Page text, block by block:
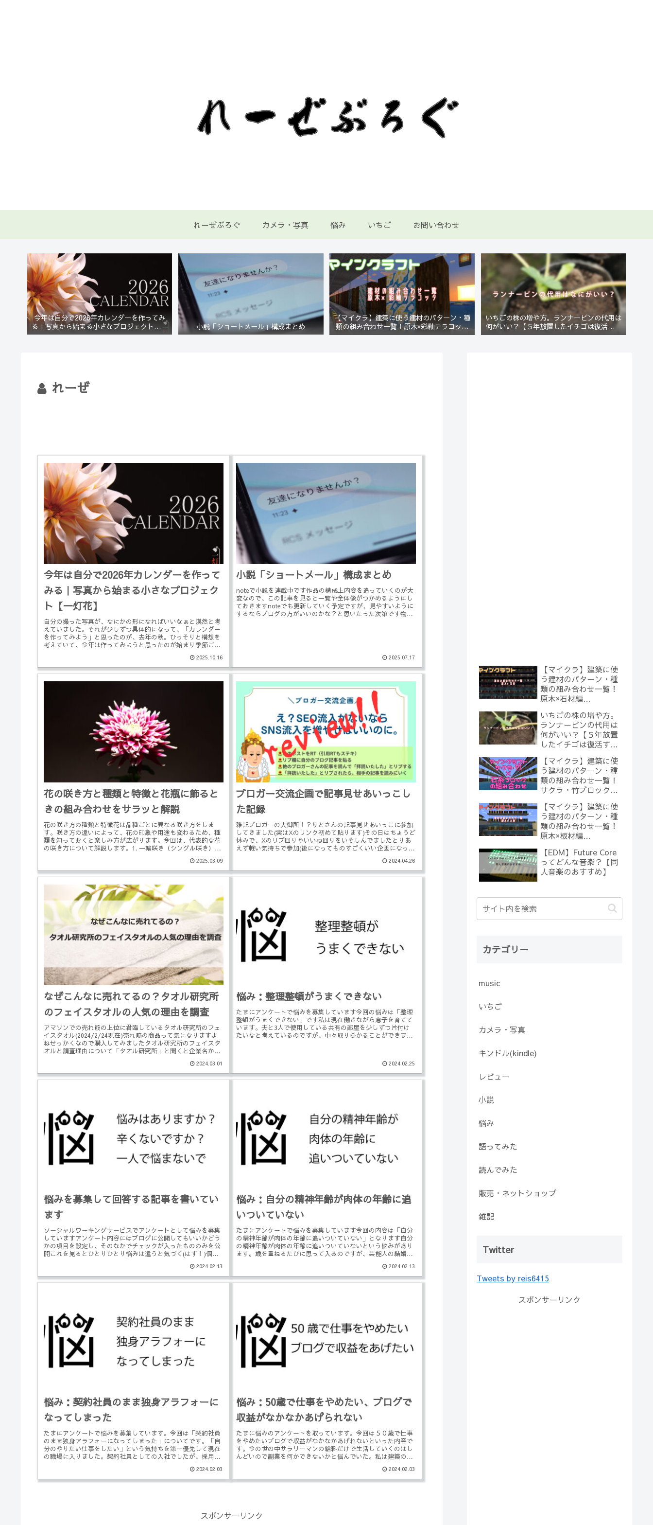
れーぜぶろぐ カメラ・写真 悩み いちご お問い合わせ
今年は自分で2026年カレンダーを作ってみ
る｜写真から始まる小さなプロジェクト【一
灯花】
小説「ショートメール」構成まとめ
【マイクラ】建築に使う建材のパターン・種
類の組み合わせ一覧！原木×彩釉テラコッタ
編【Minecraft】
いちごの株の増や方。ランナーピンの代用は
何がいい？【５年放置したイチゴは復活する
のか？(10)】
れーぜ
今年は自分で2026年カレンダーを作って
みる｜写真から始まる小さなプロジェク
ト【一灯花】
自分の撮った写真が、なにかの形になればいいなぁと漠然と考
えていました。それが少しずつ具体的になって、「カレンダー
を作ってみよう」と思ったのが、去年の秋。ひっそりと構想を
考えていて、今年は作ってみようと思ったのが始まり季節ごと
2025.10.16
小説「ショートメール」構成まとめ
noteで小説を連載中です作品の構成上内容を追っていくのが大
変なので、この記事を見ると一覧や全体像がつかめるようにし
ておきますnoteでも更新していく予定ですが、見やすいように
するならブログの方がいいのかな？と思いたった次第です物語
2025.07.17
花の咲き方と種類と特徴と花瓶に飾ると
きの組み合わせをサラッと解説
花の咲き方の種類と特徴花は品種ごとに異なる咲き方をしま
す。咲き方の違いによって、花の印象や用途も変わるため、種
類を知っておくと楽しみ方が広がります。今回は、代表的な花
の咲き方について解説します。1. 一輪咲き（シングル咲き）特
2025.03.09
ブロガー交流企画で記事見せあいっこし
た記録
雑記ブロガーの大御所！？りとさんの記事見せあいっこに参加
してきました(実はXのリンク初めて貼ります)その日はちょうど
休みで、Xのリプ回りやいいね回りをいそしんでましたとりあ
えず軽い気持ちで参加(後になってものすごくいい企画になって
2024.04.26
なぜこんなに売れてるの？タオル研究所
のフェイスタオルの人気の理由を調査
アマゾンでの売れ筋の上位に君臨しているタオル研究所のフェ
イスタオル(2024/2/24現在)売れ筋の商品って気になりますよ
ねせっかくなので購入してみましたタオル研究所のフェイスタ
オルと調査理由について「タオル研究所」と聞くと企業名か
2024.03.01
悩み：整理整頓がうまくできない
たまにアンケートで悩みを募集しています今回の悩みは「整理
整頓がうまくできない」です私は現在働きながら息子を育てて
います。夫と3人で使用している共有の部屋を少しずつ片付け
たいなと考えているのですが、中々取り掛かることができませ
2024.02.25
悩みを募集して回答する記事を書いてい
ます
ソーシャルワーキングサービスでアンケートとして悩みを募集
していますアンケート内容にはブログに公開してもいいかどう
かの項目を設定し、そのなかでチェックが入ったもののみを公
開これを見るとひとりひとり悩みは違うと気づく(はず！)個人
2024.02.13
悩み：自分の精神年齢が肉体の年齢に追
いついていない
たまにアンケートで悩みを募集しています今回の内容は「自分
の精神年齢が肉体の年齢に追いついていない」となります自分
の精神年齢が肉体の年齢に追いついていないという悩みがあり
ます。歳を重ねるたびに思って入るのですが、芸能人の結婚、
2024.02.13
悩み：契約社員のまま独身アラフォーに
なってしまった
たまにアンケートで悩みを募集しています。今回は「契約社員
のまま独身アラフォーになってしまった」についてです。「自
分のやりたい仕事をしたい」という気持ちを第一優先して現在
の職場に入りました。契約社員としての入社でしたが、採用時
2024.02.03
悩み：50歳で仕事をやめたい、ブログで
収益がなかなかあげられない
たまに悩みのアンケートを取っています。今回は５０歳で仕事
をやめたいブログで収益がなかなかあげれないといった内容で
す。今の世の中サラリーマンの給料だけで生活していくのはし
んどいので副業を何かできないかと悩んでいた。私は建築の現
2024.02.03
スポンサーリンク
【マイクラ】建築に使
う建材のパターン・種
類の組み合わせ一覧！
原木×石材編
いちごの株の増や方。
ランナーピンの代用は
何がいい？【５年放置
したイチゴは復活する
【マイクラ】建築に使
う建材のパターン・種
類の組み合わせ一覧！
サクラ・竹ブロック×
【Minecraft】
【マイクラ】建築に使
う建材のパターン・種
類の組み合わせ一覧！
原木×板材編
【EDM】Future Core
ってどんな音楽？【同
人音楽のおすすめ】
カテゴリー
music
いちご
カメラ・写真
キンドル(kindle)
レビュー
小説
悩み
語ってみた
読んでみた
販売・ネットショップ
雑記
Twitter
Tweets by reis6415
スポンサーリンク